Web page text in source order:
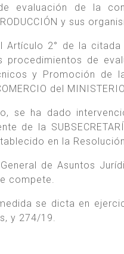
evaluación de la
y sus
Artículo 2° de la
procedimientos de
y Promoción de la
del
se ha dado
de la
en la Resolución
de Asuntos
compete.
se dicta en
y 274/19.